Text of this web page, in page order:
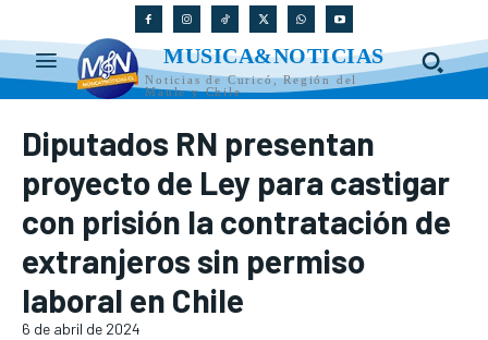
MUSICA&NOTICIAS
Noticias de Curicó, Región del
Maule y Chile
Diputados RN presentan
proyecto de Ley para castigar
con prisión la contratación de
extranjeros sin permiso
laboral en Chile
6 de abril de 2024